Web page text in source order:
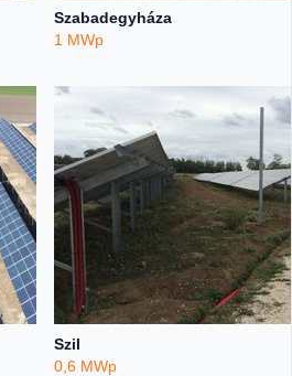
Szabadegyháza
1 MWp
Szil
0,6 MWp